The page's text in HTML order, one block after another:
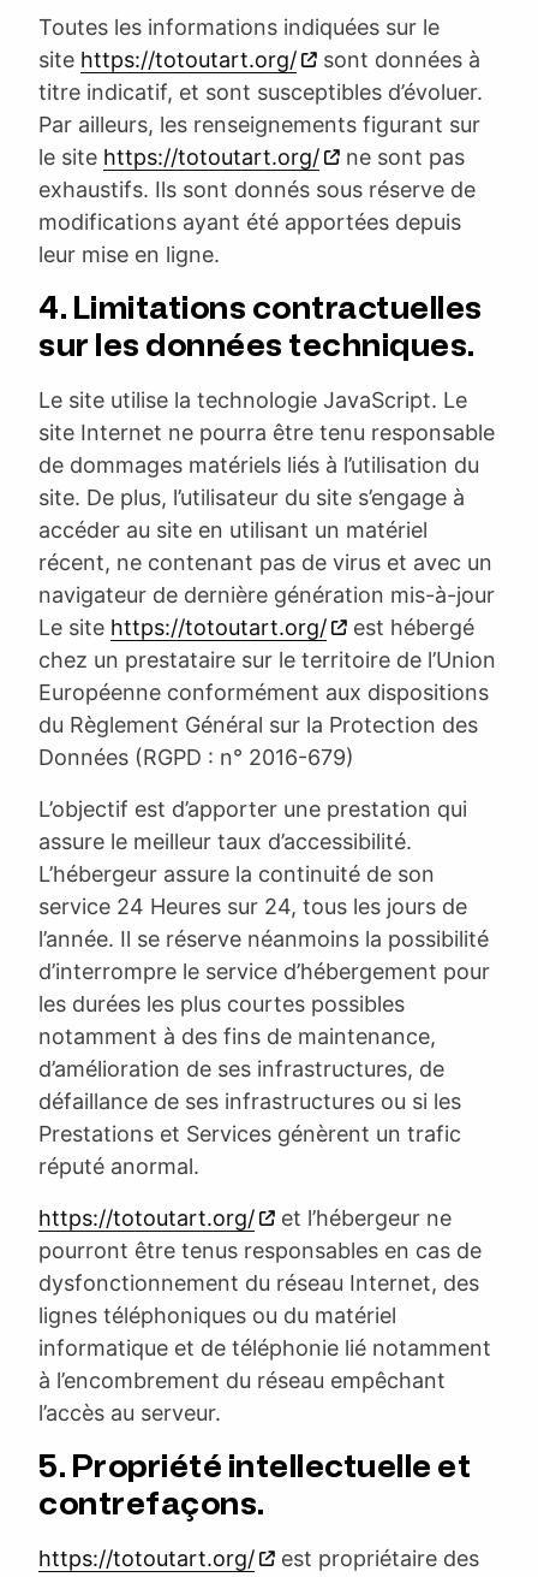
Toutes les informations indiquées sur le
site https://totoutart.org/
sont données à
titre indicatif, et sont susceptibles d’évoluer.
Par ailleurs, les renseignements figurant sur
le site https://totoutart.org/
ne sont pas
exhaustifs. Ils sont donnés sous réserve de
modifications ayant été apportées depuis
leur mise en ligne.
4. Limitations contractuelles
sur les données techniques.
Le site utilise la technologie JavaScript. Le
site Internet ne pourra être tenu responsable
de dommages matériels liés à l’utilisation du
site. De plus, l’utilisateur du site s’engage à
accéder au site en utilisant un matériel
récent, ne contenant pas de virus et avec un
navigateur de dernière génération mis-à-jour
Le site https://totoutart.org/
est hébergé
chez un prestataire sur le territoire de l’Union
Européenne conformément aux dispositions
du Règlement Général sur la Protection des
Données (RGPD : n° 2016-679)
L’objectif est d’apporter une prestation qui
assure le meilleur taux d’accessibilité.
L’hébergeur assure la continuité de son
service 24 Heures sur 24, tous les jours de
l’année. Il se réserve néanmoins la possibilité
d’interrompre le service d’hébergement pour
les durées les plus courtes possibles
notamment à des fins de maintenance,
d’amélioration de ses infrastructures, de
défaillance de ses infrastructures ou si les
Prestations et Services génèrent un trafic
réputé anormal.
https://totoutart.org/
et l’hébergeur ne
pourront être tenus responsables en cas de
dysfonctionnement du réseau Internet, des
lignes téléphoniques ou du matériel
informatique et de téléphonie lié notamment
à l’encombrement du réseau empêchant
l’accès au serveur.
5. Propriété intellectuelle et
contrefaçons.
https://totoutart.org/
est propriétaire des